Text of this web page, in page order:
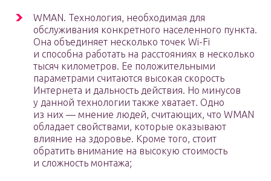
WMAN. Технология, необходимая для
обслуживания конкретного населенного пункта.
Она объединяет несколько точек Wi-Fi
и способна работать на расстояниях в несколько
тысяч километров. Ее положительными
параметрами считаются высокая скорость
Интернета и дальность действия. Но минусов
у данной технологии также хватает. Одно
из них — мнение людей, считающих, что WMAN
обладает свойствами, которые оказывают
влияние на здоровье. Кроме того, стоит
обратить внимание на высокую стоимость
и сложность монтажа;